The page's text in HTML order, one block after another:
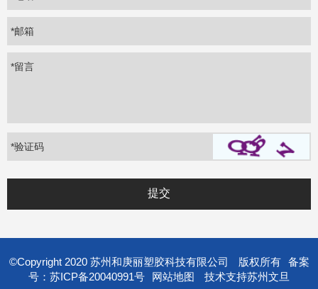
*邮箱
*留言
*验证码
©Copyright 2020 苏州和庚丽塑胶科技有限公司 版权所有
备案
号：苏ICP备20040991号
网站地图 技术支持苏州文旦